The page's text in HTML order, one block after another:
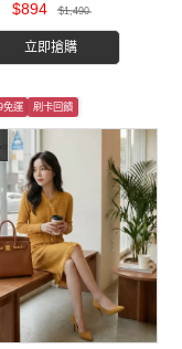
$894 $1,490
立即搶購
免運 刷卡回饋